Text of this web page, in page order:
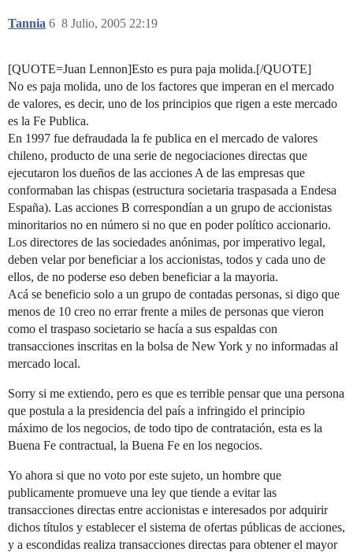
Tannia 8 Julio, 2005 22:19
6
[QUOTE=Juan Lennon]Esto es pura paja molida.[/QUOTE]
No es paja molida, uno de los factores que imperan en el mercado
de valores, es decir, uno de los principios que rigen a este mercado
es la Fe Publica.
En 1997 fue defraudada la fe publica en el mercado de valores
chileno, producto de una serie de negociaciones directas que
ejecutaron los dueños de las acciones A de las empresas que
conformaban las chispas (estructura societaria traspasada a Endesa
España). Las acciones B correspondían a un grupo de accionistas
minoritarios no en número si no que en poder político accionario.
Los directores de las sociedades anónimas, por imperativo legal,
deben velar por beneficiar a los accionistas, todos y cada uno de
ellos, de no poderse eso deben beneficiar a la mayoria.
Acá se beneficio solo a un grupo de contadas personas, si digo que
menos de 10 creo no errar frente a miles de personas que vieron
como el traspaso societario se hacía a sus espaldas con
transacciones inscritas en la bolsa de New York y no informadas al
mercado local.
Sorry si me extiendo, pero es que es terrible pensar que una persona
que postula a la presidencia del país a infringido el principio
máximo de los negocios, de todo tipo de contratación, esta es la
Buena Fe contractual, la Buena Fe en los negocios.
Yo ahora si que no voto por este sujeto, un hombre que
publicamente promueve una ley que tiende a evitar las
transacciones directas entre accionistas e interesados por adquirir
dichos títulos y establecer el sistema de ofertas públicas de acciones,
y a escondidas realiza transacciones directas para obtener el mayor